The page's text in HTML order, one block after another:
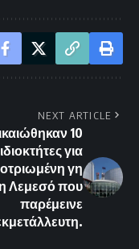
NEXT ARTICLE
10
ιδιοκτήτες για
γη
Λεμεσό που
παρέμεινε